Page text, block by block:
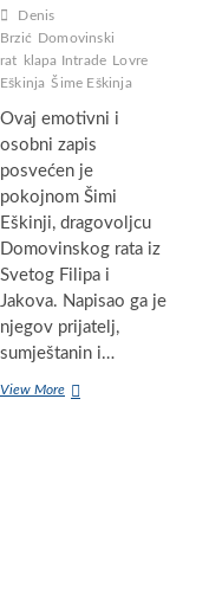
Denis
Brzić Domovinski
rat
klapa Intrade Lovre
Eškinja Šime Eškinja
Ovaj emotivni i
osobni zapis
posvećen je
pokojnom Šimi
Eškinji, dragovoljcu
Domovinskog rata iz
Svetog Filipa i
Jakova. Napisao ga je
njegov prijatelj,
sumještanin i…
View MoreIn